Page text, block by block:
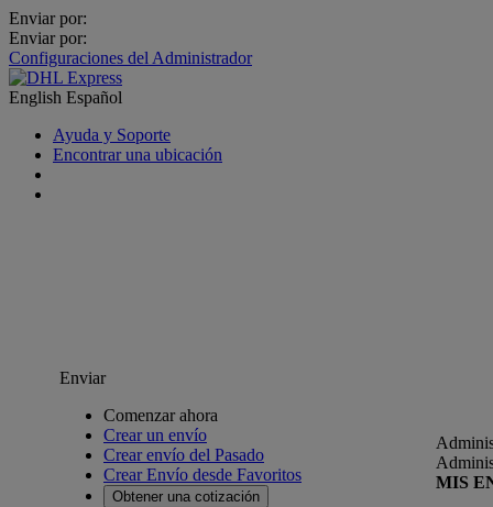
Enviar por:
Enviar por:
Configuraciones del Administrador
English Español
Ayuda y Soporte
Encontrar una ubicación
Enviar
Comenzar ahora
Crear un envío
Crear envío del Pasado
Crear Envío desde Favoritos
Obtener una cotización
MIS